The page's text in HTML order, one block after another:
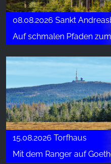
08.08.2026 Sankt
Auf schmalen Pfaden zum Sonnenberg -
15.08.2026 Torfhaus
Mit dem Ranger auf Goethes Spuren